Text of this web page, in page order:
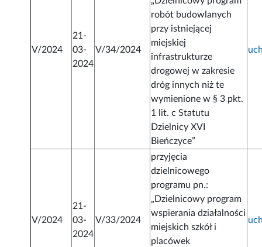
V/2024
21-
03-
2024
V/34/2024
robót budowlanych
przy istniejącej
miejskiej
infrastrukturze
drogowej w zakresie
dróg innych niż te
wymienione w § 3 pkt.
1 lit. c Statutu
Dzielnicy XVI
Bieńczyce”
V/2024
21-
03-
2024
V/33/2024
przyjęcia
dzielnicowego
programu pn.:
„Dzielnicowy program
wspierania działalności
miejskich szkół i
placówek